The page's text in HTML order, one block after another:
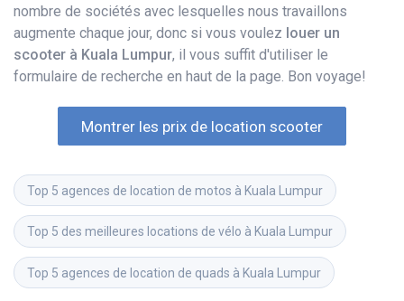
nombre de sociétés avec lesquelles nous travaillons
augmente chaque jour, donc si vous voulez louer un
scooter à Kuala Lumpur, il vous suffit d'utiliser le
formulaire de recherche en haut de la page. Bon voyage!
Montrer les prix de location scooter
Top 5 agences de location de motos à Kuala Lumpur
Top 5 des meilleures locations de vélo à Kuala Lumpur
Top 5 agences de location de quads à Kuala Lumpur